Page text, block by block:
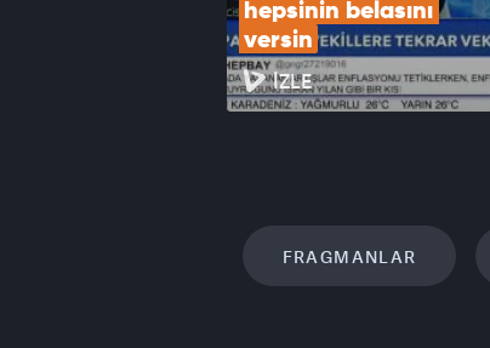
hepsinin belasını
versin
İZLE
FRAGMANLAR